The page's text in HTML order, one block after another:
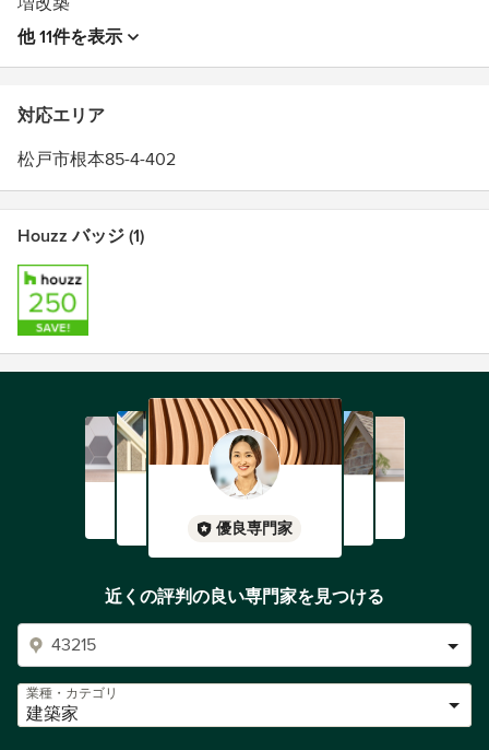
シアトル・東京を拠点としたBAKOKOは、建築プロジェク
トディベロップメントの過程において、規模の大小に関ら
環境に優しい木材を中心にした自然建材の使用やサステイ
二のオーダーメイドのデザインを提供する事により、クラ
イアントさんのライフスタイルにマッチした建築・空間造
アメリカ・イギリス・日本での活動経験を元に、バイリン
ガル・インターナショナルな視点での、プロジェクトディ
ベロップメントをご提供致します。
BAKOKO, founded by Architectural Association (AA)
graduates Kayoko Ohtsuki and Alastair Townsend, is the
office strives to carry out work that is fresh, resourceful, and
innovative.
Globally, the biggest challenge clients and architects face
is learning to speak a common language. BAKOKO is a
multilingual office. Our international viewpoint imparts
novel insights and flexibility when sitting down to think
with our clients about the core questions they face. In
short, our ideas don’t get lost in translation.
Working in Japan is inspirational. Our work is immersed in
the meticulous craft, abundant technology, and playful
他 11件を表示
対応エリア
松戸市根本85-4-402
Houzz バッジ (1)
優良専門家
近くの評判の良い専門家を見つける
業種・カテゴリ
建築家